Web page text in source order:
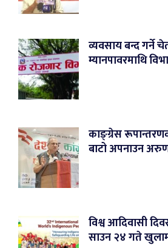
व्यवसाय बन्द गर्ने
म्यानपावरमाथि
काङ्ग्रेस
बाटो अपनाउन
विश्व आदिवासी
साउन २४ गते